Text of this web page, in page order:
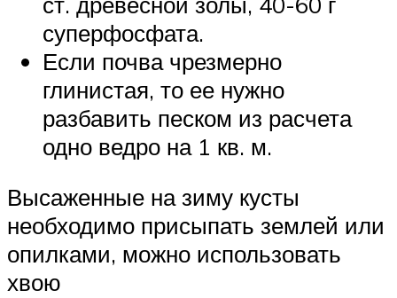
суперфосфата.
Если почва чрезмерно
глинистая, то ее нужно
разбавить песком из расчета
одно ведро на 1 кв. м.
Высаженные на зиму кусты
необходимо присыпать землей или
опилками, можно использовать
хвою